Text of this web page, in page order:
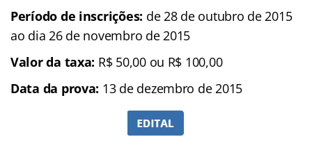
Período de inscrições: de 28 de outubro de 2015
ao dia 26 de novembro de 2015
Valor da taxa: R$ 50,00 ou R$ 100,00
Data da prova: 13 de dezembro de 2015